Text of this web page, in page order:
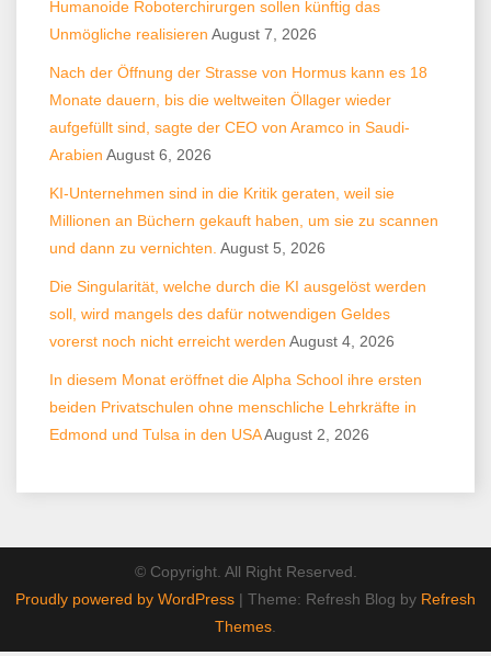
Humanoide Roboterchirurgen sollen künftig das
Unmögliche realisieren August 7, 2026
Nach der Öffnung der Strasse von Hormus kann es 18
Monate dauern, bis die weltweiten Öllager wieder
aufgefüllt sind, sagte der CEO von Aramco in Saudi-
Arabien August 6, 2026
KI-Unternehmen sind in die Kritik geraten, weil sie
Millionen an Büchern gekauft haben, um sie zu scannen
und dann zu vernichten. August 5, 2026
Die Singularität, welche durch die KI ausgelöst werden
soll, wird mangels des dafür notwendigen Geldes
vorerst noch nicht erreicht werden August 4, 2026
In diesem Monat eröffnet die Alpha School ihre ersten
beiden Privatschulen ohne menschliche Lehrkräfte in
Edmond und Tulsa in den USAAugust 2, 2026
© Copyright. All Right Reserved.
Proudly powered by WordPress | Theme: Refresh Blog by Refresh
Themes